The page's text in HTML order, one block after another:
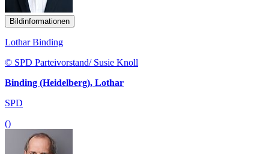
Bildinformationen
Lothar Binding
© SPD Parteivorstand/ Susie Knoll
Binding (Heidelberg), Lothar
SPD
()